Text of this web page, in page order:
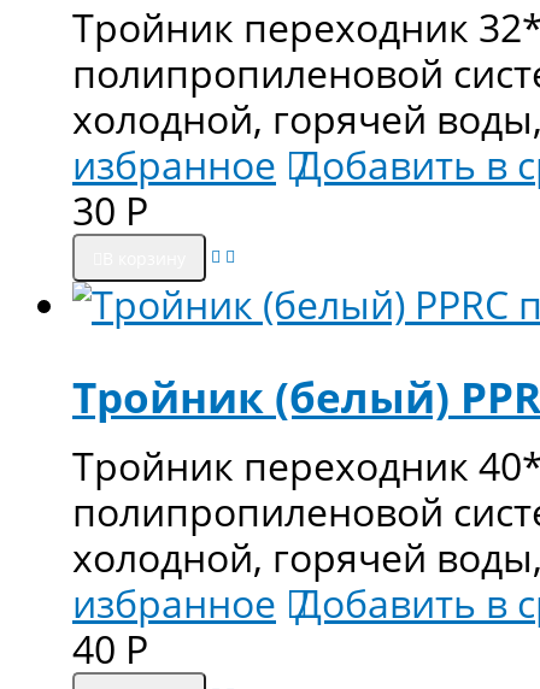
Тройник переходник
полипропиленовой
холодной, горячей
избранное Добавить в
30 Р
Тройник (белый)
Тройник переходник
полипропиленовой
холодной, горячей
избранное Добавить в
40 Р